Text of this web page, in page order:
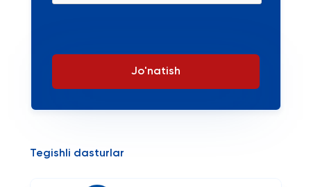
Jo'natish
Tegishli dasturlar